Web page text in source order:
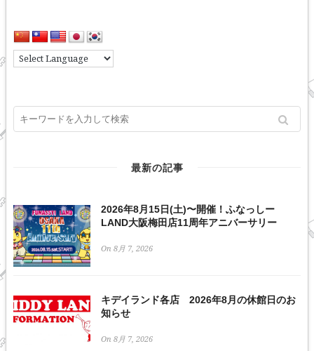
最新の記事
2026年8月15日(土)〜開催！ふなっしー
LAND大阪梅田店11周年アニバーサリー
On 8月 7, 2026
キデイランド各店 2026年8月の休館日のお
知らせ
On 8月 7, 2026